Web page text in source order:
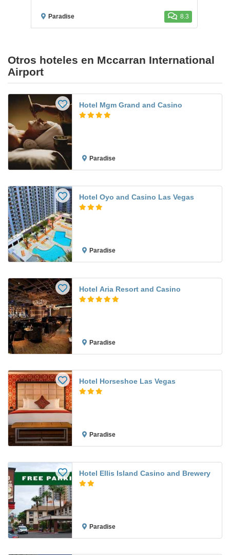
Paradise 8.3
Otros hoteles en Mccarran International
Airport
Hotel Mgm Grand and Casino
Paradise
Hotel Oyo and Casino Las Vegas
Paradise
Hotel Aria Resort and Casino
Paradise
Hotel Horseshoe Las Vegas
Paradise
Hotel Ellis Island Casino and Brewery
Paradise